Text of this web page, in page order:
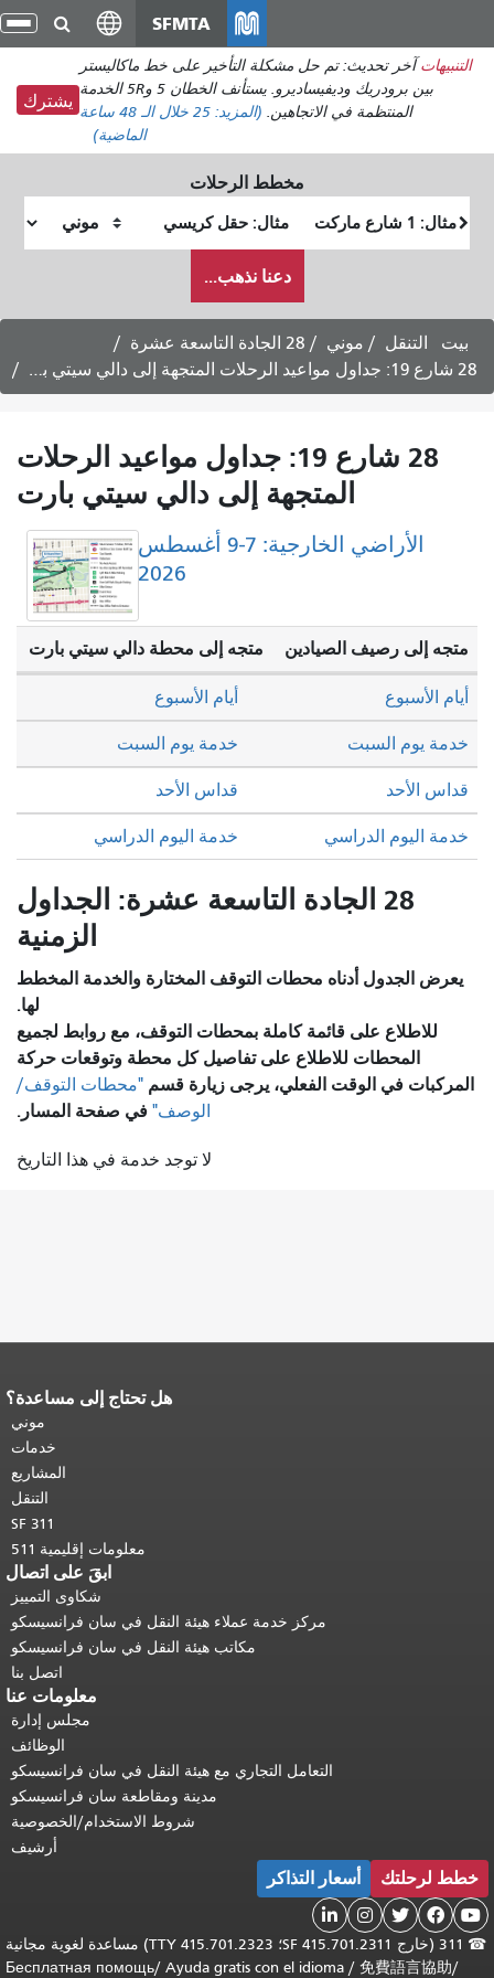
انتقل
إلى
المحتوى
الرئيسي
SFMTA
التنبيهات آخر تحديث: تم حل مشكلة التأخير على خط ماكاليستر
بين برودريك وديفيساديرو. يستأنف الخطان 5 و5R الخدمة
المنتظمة في الاتجاهين. (المزيد: 25
خلال الـ 48 ساعة
الماضية)
يشترك
مخطط الرحلات
البداية
النهاية
أرغب
في
السفر
دعنا نذهب...
بيت التنقل موني
28 الجادة التاسعة عشرة
28 شارع 19: جداول مواعيد الرحلات المتجهة إلى دالي سيتي بارت
28 شارع 19: جداول مواعيد الرحلات
المتجهة إلى دالي سيتي بارت
الأراضي الخارجية: 7-9 أغسطس
2026
متجه إلى رصيف الصيادين متجه إلى محطة دالي سيتي بارت
خدمة يوم السبت خدمة يوم السبت
قداس الأحد قداس الأحد
أيام الأسبوع أيام الأسبوع
خدمة اليوم الدراسي خدمة اليوم الدراسي
28 الجادة التاسعة عشرة: الجداول
الزمنية
يعرض الجدول أدناه محطات التوقف المختارة والخدمة المخطط
لها.
للاطلاع على قائمة كاملة بمحطات التوقف، مع روابط لجميع
المحطات للاطلاع على تفاصيل كل محطة وتوقعات حركة
المركبات في الوقت الفعلي، يرجى زيارة قسم "محطات التوقف/
الوصف" في صفحة المسار.
لا توجد خدمة في هذا التاريخ
هل تحتاج إلى مساعدة؟
موني
خدمات
المشاريع
التنقل
SF 311
معلومات إقليمية 511
ابقَ على اتصال
شكاوى التمييز
مركز خدمة عملاء هيئة النقل في سان فرانسيسكو
مكاتب هيئة النقل في سان فرانسيسكو
اتصل بنا
معلومات عنا
مجلس إدارة
الوظائف
التعامل التجاري مع هيئة النقل في سان فرانسيسكو
مدينة ومقاطعة سان فرانسيسكو
شروط الاستخدام/الخصوصية
أرشيف
خطط لرحلتك أسعار التذاكر





☎
311 (خارج SF 415.701.2311؛ TTY 415.701.2323) مساعدة لغوية مجانية
/
免費語言協助
/
Ayuda gratis con el idioma
/
Бесплатная помощь